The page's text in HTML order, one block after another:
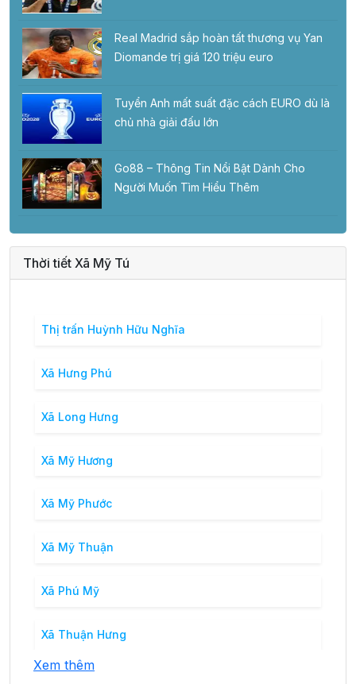
Real Madrid sắp hoàn tất thương vụ Yan
Diomande trị giá 120 triệu euro
Tuyển Anh mất suất đặc cách EURO dù là
chủ nhà giải đấu lớn
Go88 – Thông Tin Nổi Bật Dành Cho
Người Muốn Tìm Hiểu Thêm
Thời tiết Xã Mỹ Tú
Thị trấn Huỳnh Hữu Nghĩa
Xã Hưng Phú
Xã Long Hưng
Xã Mỹ Hương
Xã Mỹ Phước
Xã Mỹ Thuận
Xã Phú Mỹ
Xã Thuận Hưng
Xem thêm